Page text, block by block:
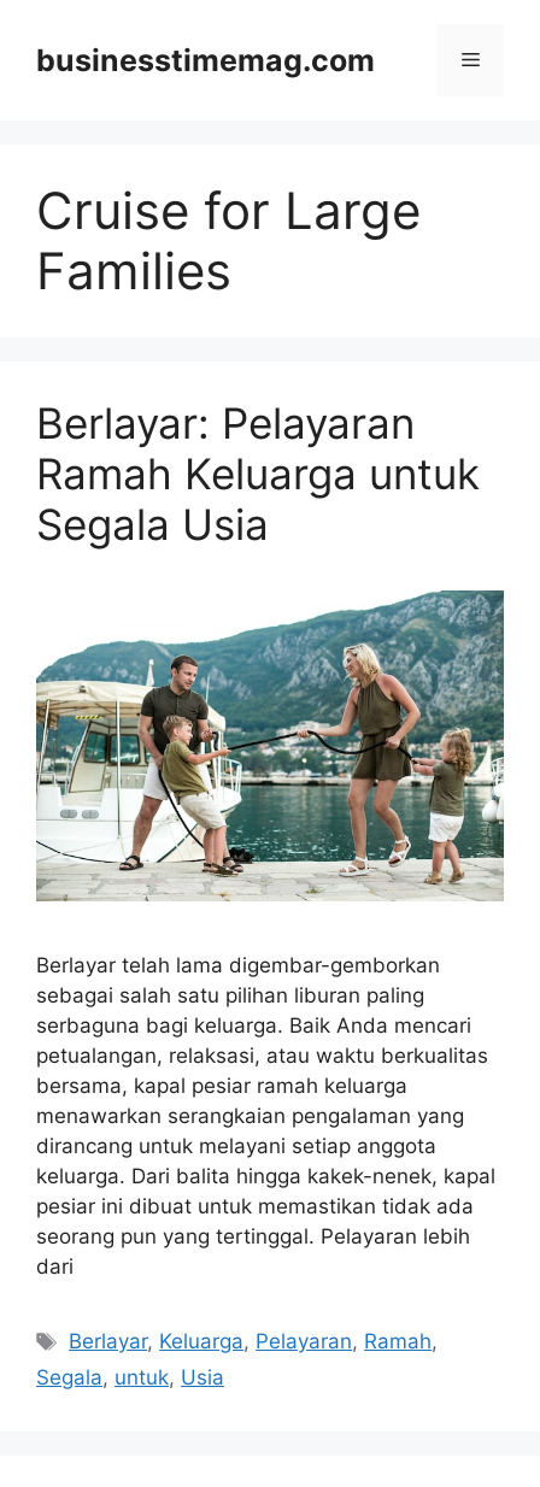
contentbusinesstimemag.com Menu
Cruise for Large
Families
Berlayar: Pelayaran
Ramah Keluarga untuk
Segala Usia
Berlayar telah lama digembar-gemborkan
sebagai salah satu pilihan liburan paling
serbaguna bagi keluarga. Baik Anda mencari
petualangan, relaksasi, atau waktu berkualitas
bersama, kapal pesiar ramah keluarga
menawarkan serangkaian pengalaman yang
dirancang untuk melayani setiap anggota
keluarga. Dari balita hingga kakek-nenek, kapal
pesiar ini dibuat untuk memastikan tidak ada
seorang pun yang tertinggal. Pelayaran lebih
dari
Tags
Berlayar, Keluarga, Pelayaran, Ramah,
Segala, untuk, Usia